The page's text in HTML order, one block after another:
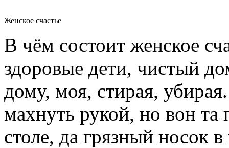
Женское счастье
В чём состоит женское
здоровые дети, чистый
дому, моя, стирая,
махнуть рукой, но вон
столе, да грязный носок